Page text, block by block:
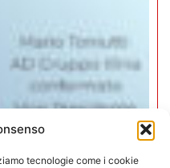
tecnologie come i cookie